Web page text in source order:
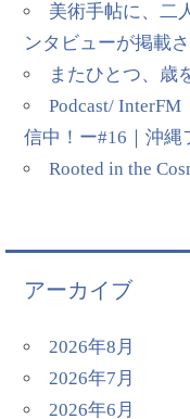
美術手帖に、二
ンタビューが掲載さ
またひとつ、歳
Podcast/
信中！ー#16｜沖縄
Rooted in the
アーカイブ
2026年8月
2026年7月
2026年6月